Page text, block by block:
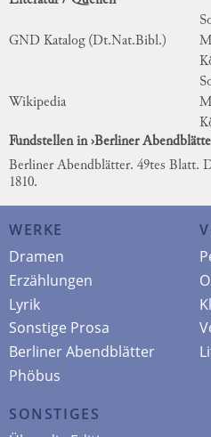
GND Katalog (Dt.Nat.Bibl.)
Wikipedia
Fundstellen in ›Berliner
Berliner Abendblätter. 49tes Blatt.
1810.
WERKE
Dramen
Erzählungen
Lyrik
Sonstige Prosa
Berliner Abendblätter
Phöbus
SONSTIGES